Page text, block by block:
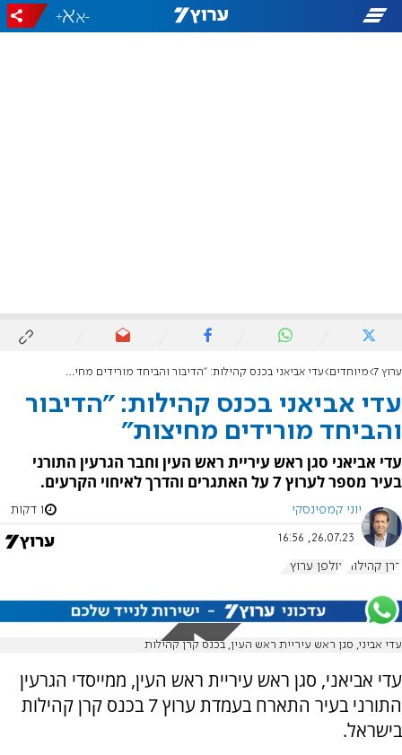
-
+
ערוץ 7 מיוחדים עדי אביאני בכנס קהילות: "הדיבור והביחד מורידים מחיצות"
עדי אביאני בכנס קהילות: "הדיבור
והביחד מורידים מחיצות"
עדי אביאני סגן ראש עיריית ראש העין וחבר הגרעין התורני
בעיר מספר לערוץ 7 על האתגרים והדרך לאיחוי הקרעים.
יוני קמפינסקי 1 דקות
26.07.23, 16:56
קרן קהילות אולפן ערוץ 7
עדי אביני, סגן ראש עיריית ראש העין, בכנס קרן קהילות
עדי אביאני, סגן ראש עיריית ראש העין, ממייסדי הגרעין
התורני בעיר התארח בעמדת ערוץ 7 בכנס קרן קהילות
בישראל.